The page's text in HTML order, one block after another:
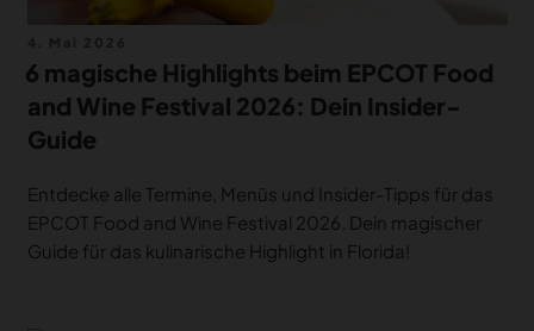
am
6 magische Highlights beim EPCOT Food
and Wine Festival 2026: Dein Insider-
Guide
Entdecke alle Termine, Menüs und Insider-Tipps für das
EPCOT Food and Wine Festival 2026. Dein magischer
Guide für das kulinarische Highlight in Florida!